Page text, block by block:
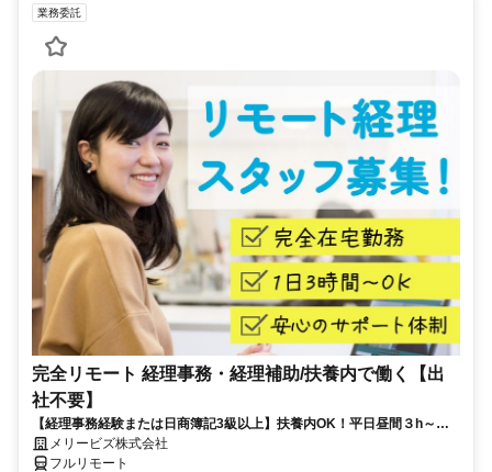
業務委託
完全リモート 経理事務・経理補助/扶養内で働く【出
社不要】
【経理事務経験または日商簿記3級以上】扶養内OK！平日昼間３h～。
完全在宅で育児・介護中の方も大歓迎♪
メリービズ株式会社
フルリモート